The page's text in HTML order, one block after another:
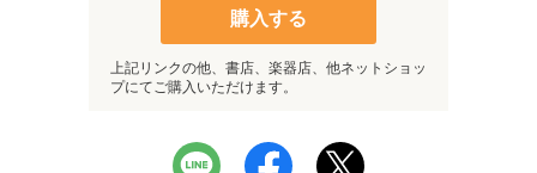
購入する
上記リンクの他、書店、楽器店、他ネットショッ
プにてご購入いただけます。